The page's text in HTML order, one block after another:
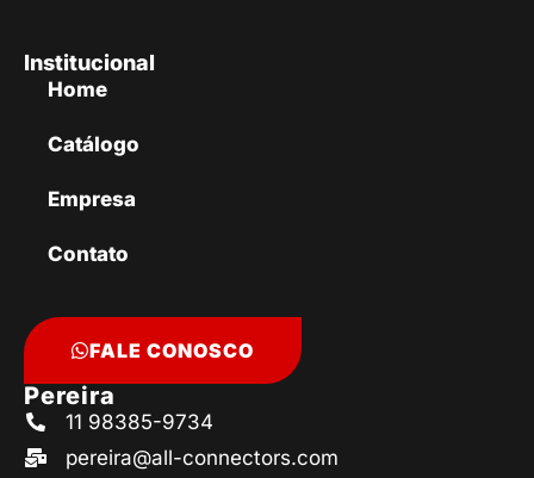
Institucional
Home
Catálogo
Empresa
Contato
FALE CONOSCO
Pereira
11 98385-9734
pereira@all-connectors.com